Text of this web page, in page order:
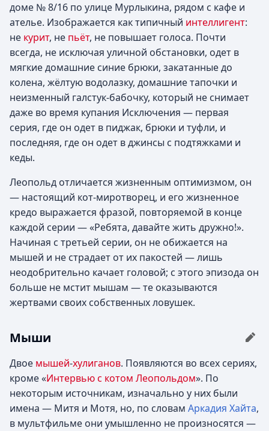
доме № 8/16 по улице Мурлыкина, рядом с кафе и
ателье. Изображается как типичный интеллигент:
не курит, не пьёт, не повышает голоса. Почти
всегда, не исключая уличной обстановки, одет в
мягкие домашние синие брюки, закатанные до
колена, жёлтую водолазку, домашние тапочки и
неизменный галстук-бабочку, который не снимает
даже во время купания Исключения — первая
серия, где он одет в пиджак, брюки и туфли, и
последняя, где он одет в джинсы с подтяжками и
кеды.
Леопольд отличается жизненным оптимизмом, он
— настоящий кот-миротворец, и его жизненное
кредо выражается фразой, повторяемой в конце
каждой серии — «Ребята, давайте жить дружно!».
Начиная с третьей серии, он не обижается на
мышей и не страдает от их пакостей — лишь
неодобрительно качает головой; с этого эпизода он
больше не мстит мышам — те оказываются
жертвами своих собственных ловушек.
Мыши
Двое мышей-хулиганов. Появляются во всех сериях,
кроме «Интервью с котом Леопольдом». По
некоторым источникам, изначально у них были
имена — Митя и Мотя, но, по словам Аркадия Хайта,
в мультфильме они умышленно не произносятся —